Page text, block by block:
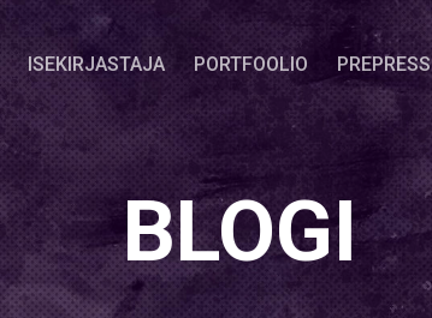
ISEKIRJASTAJA PORTFOOLIO PREPRESS
BLOGI